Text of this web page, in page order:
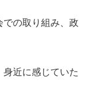
での取り組み、政
近に感じていた